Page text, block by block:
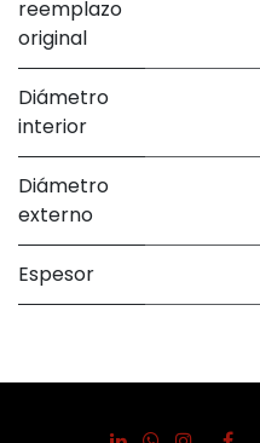
reemplazo
original
Diámetro
interior
Diámetro
externo
Espesor